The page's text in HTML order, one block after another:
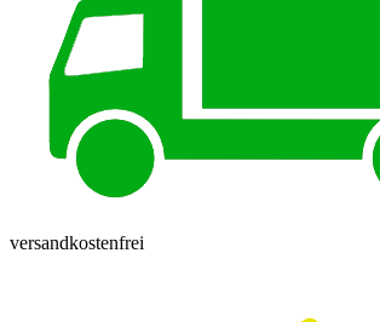
versandkostenfrei